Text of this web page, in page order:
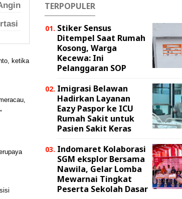
ketika
TERPOPULER
Stiker Sensus
Ditempel Saat Rumah
Kosong, Warga
Kecewa: Ini
Pelanggaran SOP
Imigrasi Belawan
Hadirkan Layanan
Eazy Paspor ke ICU
Rumah Sakit untuk
Pasien Sakit Keras
Indomaret Kolaborasi
SGM eksplor Bersama
Nawila, Gelar Lomba
Mewarnai Tingkat
Peserta Sekolah Dasar